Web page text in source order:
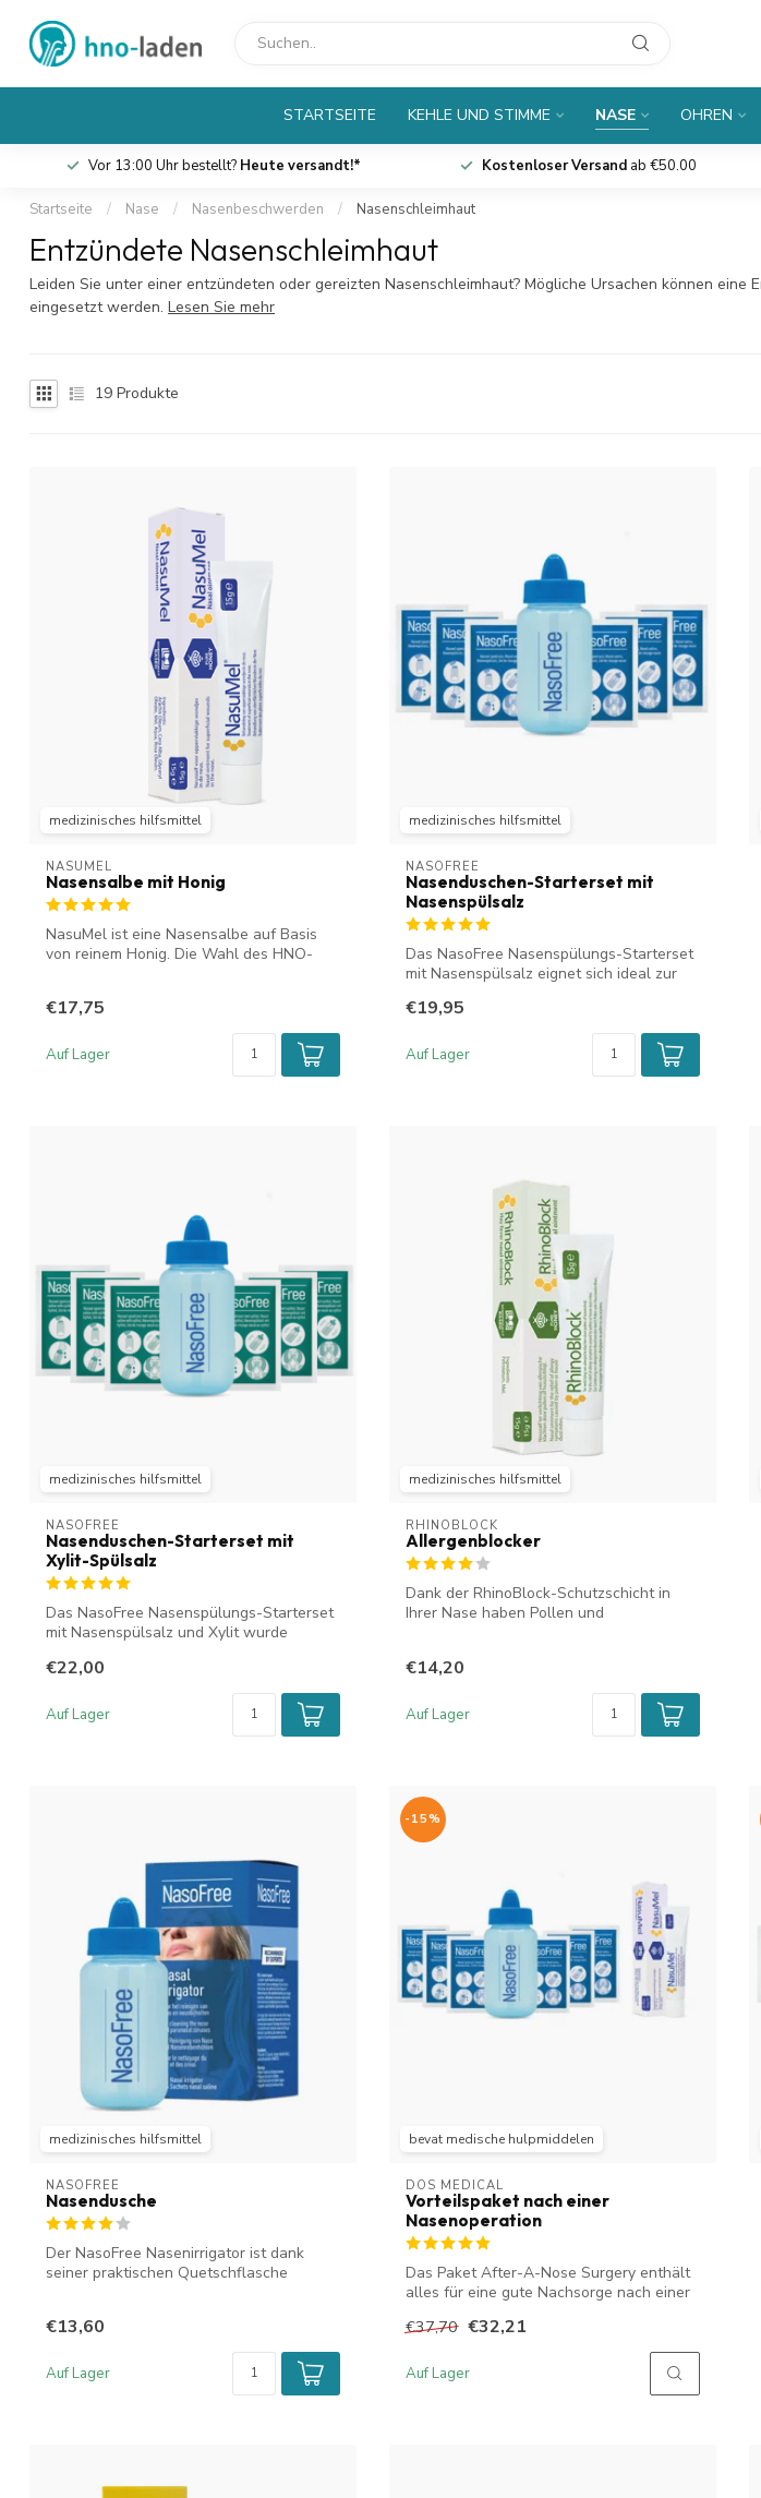
STARTSEITE KEHLE UND STIMME NASE OHREN
Vor 13:00 Uhr bestellt? Heute versandt!* Kostenloser Versand ab €50.00
Startseite / Nase / Nasenbeschwerden / Nasenschleimhaut
Entzündete Nasenschleimhaut
Leiden Sie unter einer entzündeten oder gereizten Nasenschleimhaut? Mögliche Ursachen können
eingesetzt werden. Lesen Sie mehr
19 Produkte
medizinisches hilfsmittel
NASUMEL
Nasensalbe mit Honig
NasuMel ist eine Nasensalbe auf Basis
von reinem Honig. Die Wahl des HNO-
€17,75
Auf Lager
medizinisches hilfsmittel
NASOFREE
Nasenduschen-Starterset mit
Nasenspülsalz
Das NasoFree Nasenspülungs-Starterset
mit Nasenspülsalz eignet sich ideal zur
€19,95
Auf Lager
medizinisches hilfsmittel
NASOFREE
Nasenduschen-Starterset mit
Xylit-Spülsalz
Das NasoFree Nasenspülungs-Starterset
mit Nasenspülsalz und Xylit wurde
€22,00
Auf Lager
medizinisches hilfsmittel
RHINOBLOCK
Allergenblocker
Dank der RhinoBlock-Schutzschicht in
Ihrer Nase haben Pollen und
€14,20
Auf Lager
medizinisches hilfsmittel
NASOFREE
Nasendusche
Der NasoFree Nasenirrigator ist dank
seiner praktischen Quetschflasche
€13,60
Auf Lager
bevat medische hulpmiddelen
-15%
DOS MEDICAL
Vorteilspaket nach einer
Nasenoperation
Das Paket After-A-Nose Surgery enthält
alles für eine gute Nachsorge nach einer
€37,70 €32,21
Auf Lager